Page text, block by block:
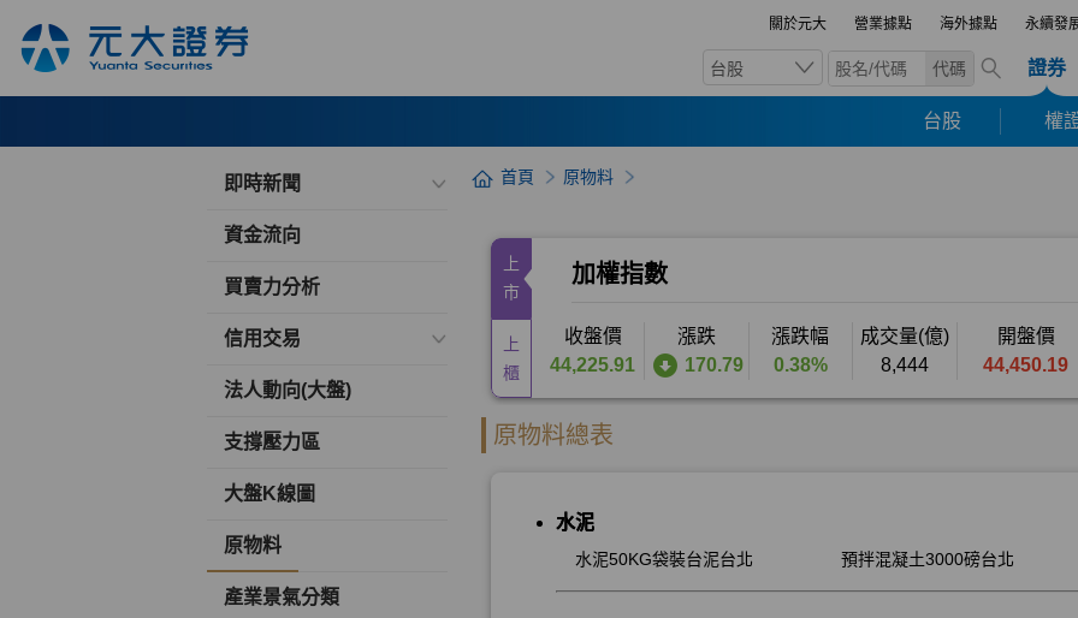
關於元大 營業據點 海外據點 永續發
台股 代碼 證券
台股 權
即時新聞
資金流向
買賣力分析
信用交易
法人動向(大盤)
支撐壓力區
大盤K線圖
原物料
產業景氣分類
首頁 原物料